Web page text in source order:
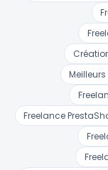
Freelance